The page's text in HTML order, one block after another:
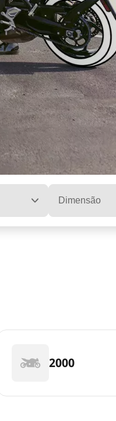
Dimensão
2000